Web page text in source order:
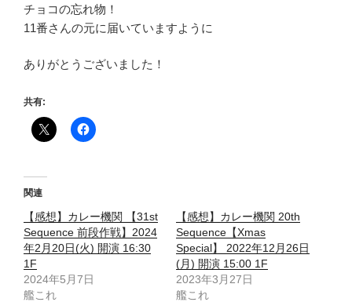
チョコの忘れ物！
11番さんの元に届いていますように
ありがとうございました！
共有:
関連
【感想】カレー機関 【31st
Sequence 前段作戦】2024
年2月20日(火) 開演 16:30
1F
2024年5月7日
艦これ
【感想】カレー機関 20th
Sequence【Xmas
Special】 2022年12月26日
(月) 開演 15:00 1F
2023年3月27日
艦これ